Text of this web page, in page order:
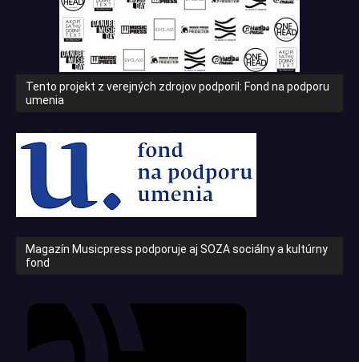
Tento projekt z verejných zdrojov podporil: Fond na podporu
umenia
Magazín Musicpress podporuje aj SOZA sociálny a kultúrny
fond